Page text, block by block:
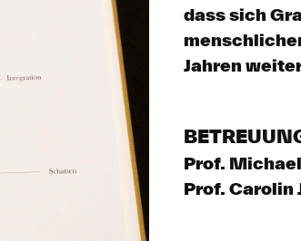
dass sich
Jahren
Prof.
Prof. Carolin